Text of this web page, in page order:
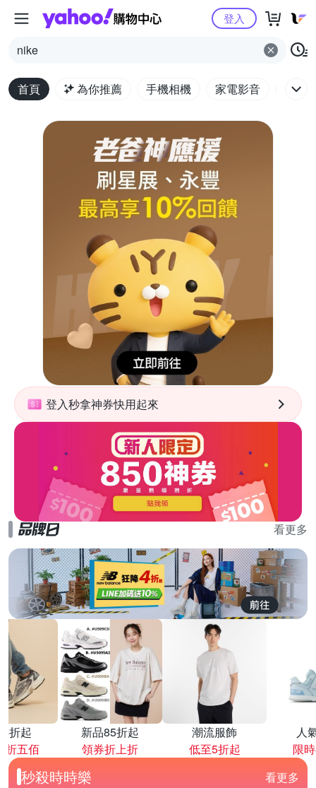
Yahoo購物中心
nike
登入
首頁 為你推薦 手機相機 家電影音 電腦
登入秒拿神券快用起來
看更多
折起
折五佰
新品85折起
領券折上折
潮流服飾
低至5折起
人
限
秒殺時時樂 看更多